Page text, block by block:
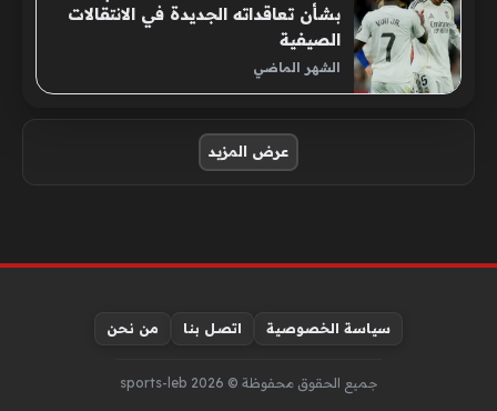
بشأن تعاقداته الجديدة في الانتقالات
الصيفية
الشهر الماضي
عرض المزيد
سياسة الخصوصية اتصل بنا من نحن
جميع الحقوق محفوظة © sports-leb 2026